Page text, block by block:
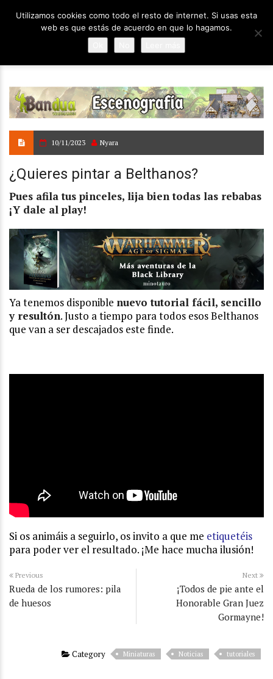
10/11/2023 Nyara
¿Quieres pintar a Belthanos?
Pues afila tus pinceles, lija bien todas las rebabas
¡Y dale al play!
Ya tenemos disponible nuevo tutorial fácil, sencillo
y resultón. Justo a tiempo para todos esos Belthanos
que van a ser descajados este finde.
Si os animáis a seguirlo, os invito a que me etiquetéis
para poder ver el resultado. ¡Me hace mucha ilusión!
Previous
Rueda de los rumores: pila
de huesos
Next
¡Todos de pie ante el
Honorable Gran Juez
Gormayne!
Category Miniaturas Noticias tutoriales
Utilizamos cookies como todo el resto de internet. Si usas esta
web es que estás de acuerdo en que lo hagamos.